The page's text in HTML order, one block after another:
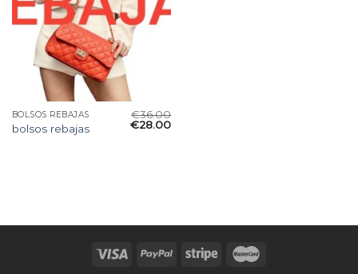
BOLSOS REBAJAS
bolsos rebajas
€36.00
€28.00